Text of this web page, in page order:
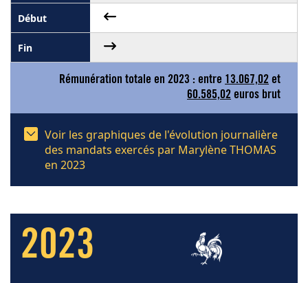
Rémunération totale en 2023 : entre 13.067,02 et
60.585,02 euros brut
Voir les graphiques de l'évolution journalière
des mandats exercés par Marylène THOMAS
en 2023
2023